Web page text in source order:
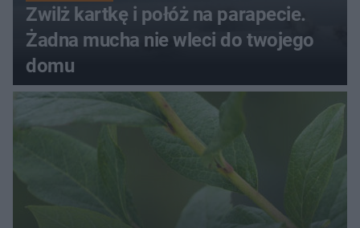
Zwilż kartkę i połóż na parapecie.
Żadna mucha nie wleci do twojego
domu